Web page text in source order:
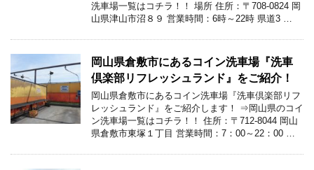
洗車場一覧はコチラ！！ 場所 住所：〒708-0824 岡
山県津山市沼８９ 営業時間：6時～22時 県道3 …
岡山県倉敷市にあるコイン洗車場『洗車
倶楽部リフレッシュランド』をご紹介！
岡山県倉敷市にあるコイン洗車場『洗車倶楽部リフ
レッシュランド』をご紹介します！ ⇒岡山県のコイ
ン洗車場一覧はコチラ！！ 住所：〒712-8044 岡山
県倉敷市東塚１丁目 営業時間：7：00～22：00 …